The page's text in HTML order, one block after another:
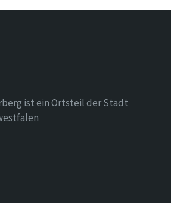
ist ein Ortsteil der Stadt